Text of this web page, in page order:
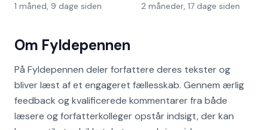
Om Fyldepennen
På Fyldepennen deler forfattere deres tekster og
bliver læst af et engageret fællesskab. Gennem ærlig
feedback og kvalificerede kommentarer fra både
læsere og forfatterkolleger opstår indsigt, der kan
1 måned, 9 dage siden 2 måneder, 17 dage siden